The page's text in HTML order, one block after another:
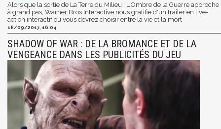
Alors que la sortie de La Terre du Milieu : L'Ombre de la Guerre approche
à grand pas, Warner Bros Interactive nous gratifie d'un trailer en live-
action interactif où vous devrez choisir entre la vie et la mort
18/09/2017, 16:04
SHADOW OF WAR : DE LA BROMANCE ET DE LA
VENGEANCE DANS LES PUBLICITÉS DU JEU